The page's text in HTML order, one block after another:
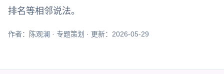
排名等相邻说法。
作者：陈观澜 · 专题策划 · 更新：2026-05-29